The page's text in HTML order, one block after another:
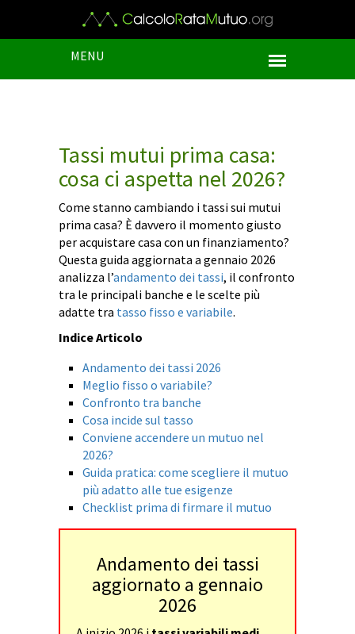
MENU
Tassi mutui prima casa:
cosa ci aspetta nel 2026?
Come stanno cambiando i tassi sui mutui
prima casa? È davvero il momento giusto
per acquistare casa con un finanziamento?
Questa guida aggiornata a gennaio 2026
analizza l’andamento dei tassi, il confronto
tra le principali banche e le scelte più
adatte tra tasso fisso e variabile.
Indice Articolo
Andamento dei tassi 2026
Meglio fisso o variabile?
Confronto tra banche
Cosa incide sul tasso
Conviene accendere un mutuo nel
2026?
Guida pratica: come scegliere il mutuo
più adatto alle tue esigenze
Checklist prima di firmare il mutuo
Andamento dei tassi
aggiornato a gennaio
2026